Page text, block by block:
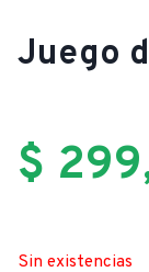
Juego
$
Sin existencias